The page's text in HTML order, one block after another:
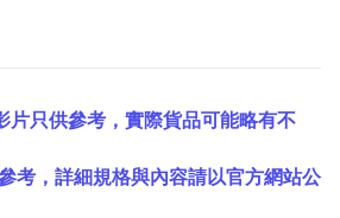
片只供參考，實際貨品可能略有不
考，詳細規格與內容請以官方網站公